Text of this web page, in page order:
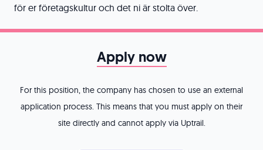
för er företagskultur och det ni är stolta över.
Apply now
For this position, the company has chosen to use an external
application process. This means that you must apply on their
site directly and cannot apply via Uptrail.